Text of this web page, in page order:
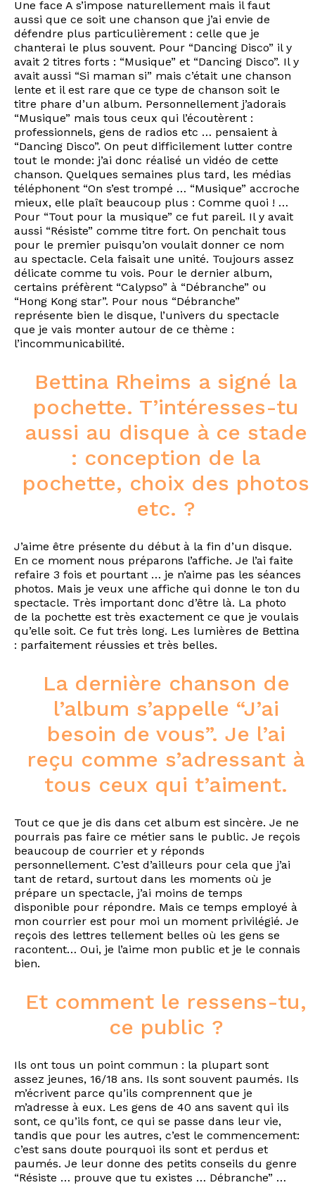
Une face A s’impose naturellement mais il faut
aussi que ce soit une chanson que j’ai envie de
défendre plus particulièrement : celle que je
chanterai le plus souvent. Pour “Dancing Disco” il y
avait 2 titres forts : “Musique” et “Dancing Disco”. Il y
avait aussi “Si maman si” mais c’était une chanson
lente et il est rare que ce type de chanson soit le
titre phare d’un album. Personnellement j’adorais
“Musique” mais tous ceux qui l’écoutèrent :
professionnels, gens de radios etc … pensaient à
“Dancing Disco”. On peut difficilement lutter contre
tout le monde: j’ai donc réalisé un vidéo de cette
chanson. Quelques semaines plus tard, les médias
téléphonent “On s’est trompé … “Musique” accroche
mieux, elle plaît beaucoup plus : Comme quoi ! …
Pour “Tout pour la musique” ce fut pareil. Il y avait
aussi “Résiste” comme titre fort. On penchait tous
pour le premier puisqu’on voulait donner ce nom
au spectacle. Cela faisait une unité. Toujours assez
délicate comme tu vois. Pour le dernier album,
certains préfèrent “Calypso” à “Débranche” ou
“Hong Kong star”. Pour nous “Débranche”
représente bien le disque, l’univers du spectacle
que je vais monter autour de ce thème :
l’incommunicabilité.
Bettina Rheims a signé la
pochette. T’intéresses-tu
aussi au disque à ce stade
: conception de la
pochette, choix des photos
etc. ?
J’aime être présente du début à la fin d’un disque.
En ce moment nous préparons l’affiche. Je l’ai faite
refaire 3 fois et pourtant … je n’aime pas les séances
photos. Mais je veux une affiche qui donne le ton du
spectacle. Très important donc d’être là. La photo
de la pochette est très exactement ce que je voulais
qu’elle soit. Ce fut très long. Les lumières de Bettina
: parfaitement réussies et très belles.
La dernière chanson de
l’album s’appelle “J’ai
besoin de vous”. Je l’ai
reçu comme s’adressant à
tous ceux qui t’aiment.
Tout ce que je dis dans cet album est sincère. Je ne
pourrais pas faire ce métier sans le public. Je reçois
beaucoup de courrier et y réponds
personnellement. C’est d’ailleurs pour cela que j’ai
tant de retard, surtout dans les moments où je
prépare un spectacle, j’ai moins de temps
disponible pour répondre. Mais ce temps employé à
mon courrier est pour moi un moment privilégié. Je
reçois des lettres tellement belles où les gens se
racontent… Oui, je l’aime mon public et je le connais
bien.
Et comment le ressens-tu,
ce public ?
Ils ont tous un point commun : la plupart sont
assez jeunes, 16/18 ans. Ils sont souvent paumés. Ils
m’écrivent parce qu’ils comprennent que je
m’adresse à eux. Les gens de 40 ans savent qui ils
sont, ce qu’ils font, ce qui se passe dans leur vie,
tandis que pour les autres, c’est le commencement:
c’est sans doute pourquoi ils sont et perdus et
paumés. Je leur donne des petits conseils du genre
“Résiste … prouve que tu existes … Débranche” …